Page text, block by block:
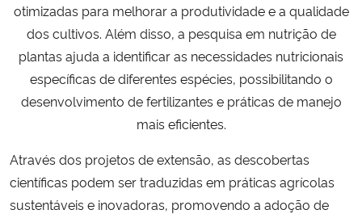
Secretaria de Governo
Gabinete de Segurança Institucional
Advocacia-Geral da União
otimizadas para melhorar a produtividade e a qualidade
dos cultivos. Além disso, a pesquisa em nutrição de
plantas ajuda a identificar as necessidades nutricionais
específicas de diferentes espécies, possibilitando o
desenvolvimento de fertilizantes e práticas de manejo
mais eficientes.
Através dos projetos de extensão, as descobertas
científicas podem ser traduzidas em práticas agrícolas
sustentáveis e inovadoras, promovendo a adoção de